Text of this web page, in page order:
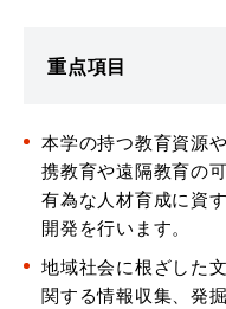
重点項目
本学の持つ教育資源
携教育や遠隔教育の
有為な人材育成に資
開発を行います。
地域社会に根ざした
関する情報収集、発